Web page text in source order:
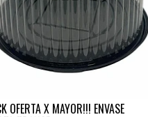
OFERTA X MAYOR!!! ENVASE